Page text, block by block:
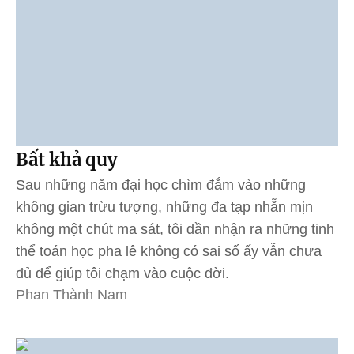
Bất khả quy
Sau những năm đại học chìm đắm vào những
không gian trừu tượng, những đa tạp nhẵn mịn
không một chút ma sát, tôi dần nhận ra những tinh
thể toán học pha lê không có sai số ấy vẫn chưa
đủ để giúp tôi chạm vào cuộc đời.
Phan Thành Nam